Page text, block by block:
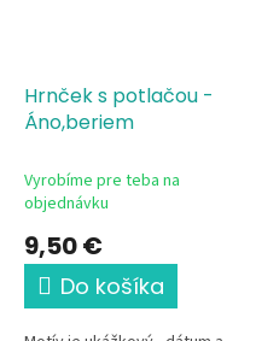
Hrnček s potlačou -
Áno,beriem
Vyrobíme pre teba na
objednávku
9,50 €
Do košíka